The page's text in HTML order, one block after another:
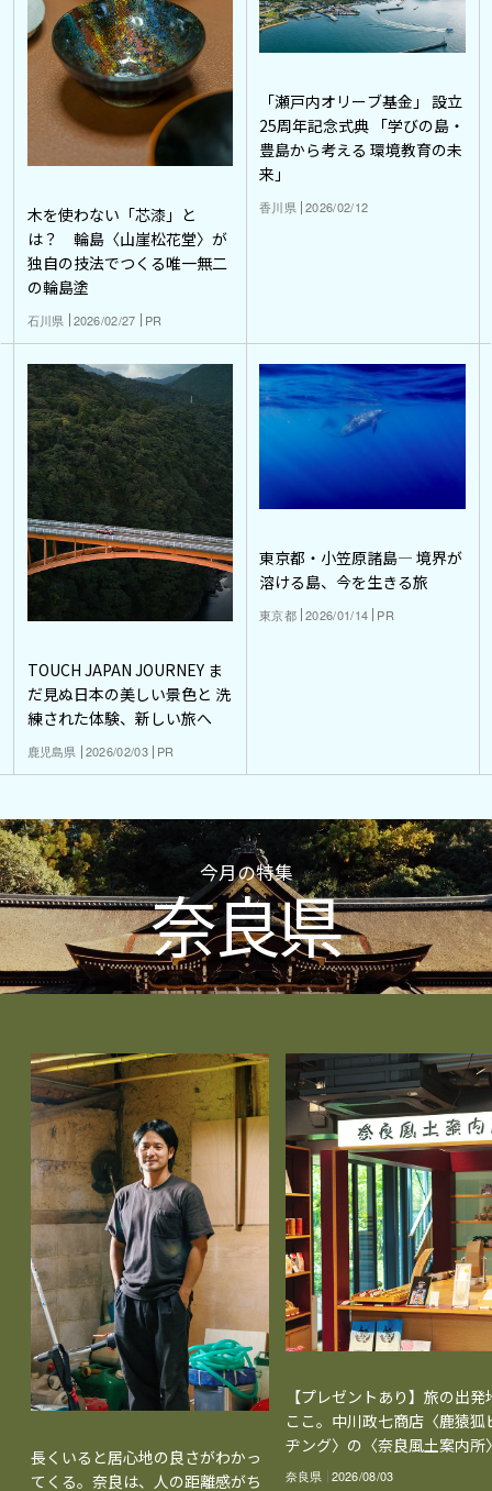
木を使わない「芯漆」と
は？ 輪島〈山崖松花堂〉が
独自の技法でつくる唯一無二
の輪島塗
石川県 2026/02/27 PR
「瀬戸内オリーブ基金」 設立
25周年記念式典 「学びの島・
豊島から考える 環境教育の未
来」
香川県 2026/02/12
TOUCH JAPAN JOURNEY ま
だ見ぬ日本の美しい景色と 洗
練された体験、新しい旅へ
鹿児島県 2026/02/03 PR
東京都・小笠原諸島― 境界が
溶ける島、今を生きる旅
東京都 2026/01/14 PR
今月の特集
奈良県
長くいると居心地の良さがわかっ
てくる。奈良は、人の距離感がち
【プレゼントあり】旅の出発
ここ。中川政七商店〈鹿猿狐
ヂング〉の〈奈良風土案内所
奈良県 2026/08/03